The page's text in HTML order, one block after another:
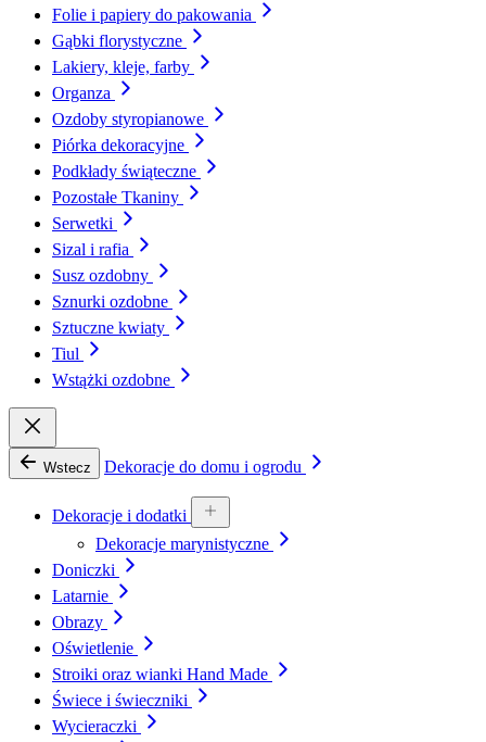
Folie i papiery do pakowania
Gąbki florystyczne
Lakiery, kleje, farby
Organza
Ozdoby styropianowe
Piórka dekoracyjne
Podkłady świąteczne
Pozostałe Tkaniny
Serwetki
Sizal i rafia
Susz ozdobny
Sznurki ozdobne
Sztuczne kwiaty
Tiul
Wstążki ozdobne
Wstecz Dekoracje do domu i ogrodu
Dekoracje i dodatki
Dekoracje marynistyczne
Doniczki
Latarnie
Obrazy
Oświetlenie
Stroiki oraz wianki Hand Made
Świece i świeczniki
Wycieraczki